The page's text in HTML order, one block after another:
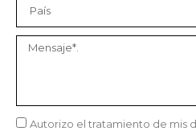
Autorizo el tratamiento de mis